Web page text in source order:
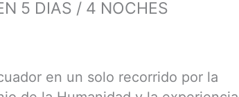
5 DIAS / 4 NOCHES
en un solo recorrido por la